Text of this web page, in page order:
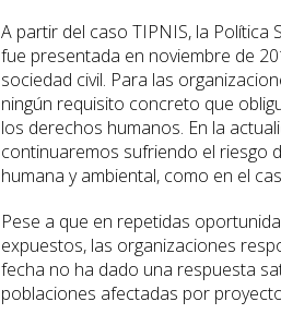
A partir del caso TIPNIS, la
fue presentada en noviembre de
sociedad civil. Para las
ningún requisito concreto que
los derechos humanos. En la
continuaremos sufriendo el riesgo
humana y ambiental, como en el
Pese a que en repetidas
expuestos, las organizaciones
fecha no ha dado una respuesta
poblaciones afectadas por